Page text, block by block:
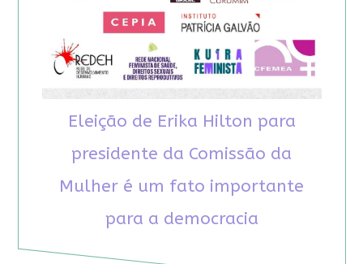
Eleição de Erika Hilton para
presidente da Comissão da
Mulher é um fato importante
para a democracia